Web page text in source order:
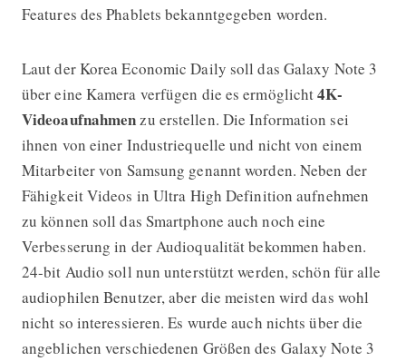
Features des Phablets bekanntgegeben worden.
Laut der Korea Economic Daily soll das Galaxy Note 3
über eine Kamera verfügen die es ermöglicht4K-
Videoaufnahmenzu erstellen. Die Information sei
ihnen von einer Industriequelle und nicht von einem
Mitarbeiter von Samsung genannt worden. Neben der
Fähigkeit Videos in Ultra High Definition aufnehmen
zu können soll das Smartphone auch noch eine
Verbesserung in der Audioqualität bekommen haben.
24-bit Audio soll nun unterstützt werden, schön für alle
audiophilen Benutzer, aber die meisten wird das wohl
nicht so interessieren. Es wurde auch nichts über die
angeblichen verschiedenen Größen des Galaxy Note 3